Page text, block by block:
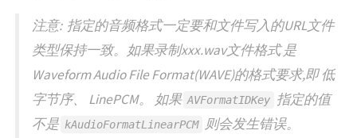
注意: 指定的音频格式一定要和文件写入的URL文件
类型保持一致。如果录制xxx.wav文件格式 是
Waveform Audio File Format(WAVE)的格式要求,即 低
字节序、 LinePCM。 如果 AVFormatIDKey 指定的值
不是 kAudioFormatLinearPCM
则会发生错误。